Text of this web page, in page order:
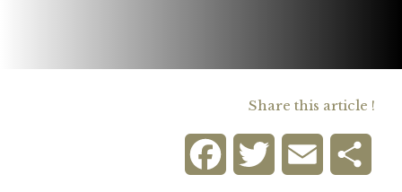
Share this article !
FacebookTwitter Email